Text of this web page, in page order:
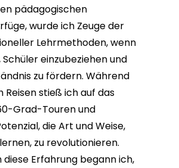
pädagogischen
wurde ich Zeuge der
Lehrmethoden, wenn
einzubeziehen und
zu fördern. Während
Reisen stieß ich auf das
Grad-Touren und
die Art und Weise,
zu revolutionieren.
Erfahrung begann ich,